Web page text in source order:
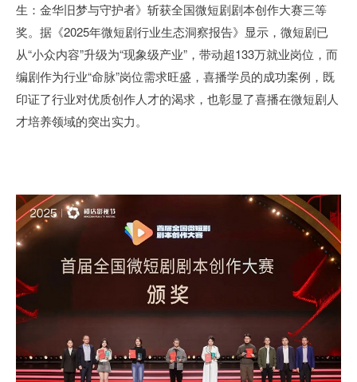
生：金华旧梦与守护者》斩获全国微短剧剧本创作大赛三等
奖。据《2025年微短剧行业生态洞察报告》显示，微短剧已
从“小众内容”升级为“现象级产业”，带动超133万就业岗位，而
编剧作为行业“命脉”岗位需求旺盛，喜播学员的成功案例，既
印证了行业对优质创作人才的渴求，也彰显了喜播在微短剧人
才培养领域的突出实力。